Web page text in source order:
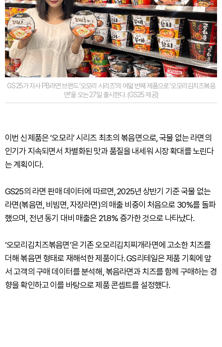
GS25가 자사 PB라면 브랜드 ‘오모리 시리즈’의 여덟 번째 제품으로 ‘오모리김치즈볶음
면’을 오는 27일 출시한다. (GS25 제공)
이번 신제품은 ‘오모리’ 시리즈 최초의 볶음면으로, 국물 없는 라면의
인기가 지속되면서 차별화된 맛과 품질을 내세워 시장 확대를 노린다
는 계획이다.
GS25의 라면 판매 데이터에 따르면, 2025년 상반기 기준 국물 없는
라면(볶음면, 비빔면, 자장라면)의 매출 비중이 처음으로 30%를 돌파
했으며, 전년 동기 대비 매출은 21.8% 증가한 것으로 나타났다.
‘오모리김치즈볶음면’은 기존 오모리김치찌개라면에 고소한 치즈를
더해 볶음면 형태로 재해석한 제품이다. GS리테일은 제품 기획에 앞
서 고객의 구매 데이터를 분석해, 볶음라면과 치즈를 함께 구매하는 경
향을 확인하고 이를 바탕으로 제품 콘셉트를 설정했다.